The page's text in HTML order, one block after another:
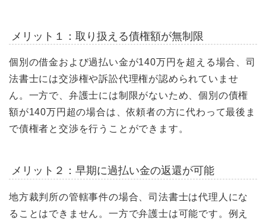
メリット１：取り扱える債権額が無制限
個別の借金および過払い金が140万円を超える場合、司
法書士には交渉権や訴訟代理権が認められていませ
ん。一方で、弁護士には制限がないため、個別の債権
額が140万円超の場合は、依頼者の方に代わって最後ま
で債権者と交渉を行うことができます。
メリット２：早期に過払い金の返還が可能
地方裁判所の管轄事件の場合、司法書士は代理人にな
ることはできません。一方で弁護士は可能です。例え